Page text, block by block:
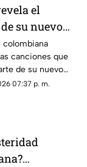
el
su nuevo
de su
esta es la
colombiana
canciones que
de su nuevo
07:37 p. m.